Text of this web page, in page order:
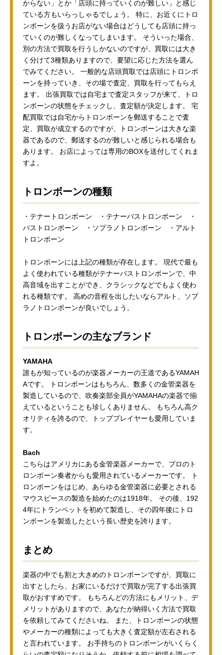
からない」とか「店頭に持っていくのが難しい」と感じ
ている方もいらっしゃるでしょう。 特に、お近くにトロ
ンボーンを扱うお店がない場合はどうしても店頭に持っ
ていくのが難しくなってしまいます。 そういった場合、
別の方法で買取を行うしかないのですが、買取には大き
く分けて3種類ありますので、要望に応じた方法を選ん
でみてください。 一般的な店頭買取では店頭にトロンボ
ーンを持っていき、その場で査定、買取を行ってもらえ
ます。 出張買取では自宅まで査定スタッフが来て、トロ
ンボーンの状態をチェックし、査定額が決定します。 宅
配買取では自宅からトロンボーンを郵送することで査
定、買取が成立するのですが、トロンボーンは大きな楽
器であるので、郵送するのが難しいと感じられる場合も
あります。 お店によっては専用のBOXを送付してくれま
すよ。
トロンボーンの種類
・テナートロンボーン ・テナーバストロンボーン ・
バストロンボーン ・ソプラノトロンボーン ・アルト
トロンボーン
トロンボーンには上記の種類が存在します。 現代で最も
よく使われている種類がテナーバストロンボーンで、中
高音域を出すことができ、クラシックなどでもよく使わ
れる種類です。 高めの音程を出したいならアルト、ソプ
ラノトロンボーンが良いでしょう。
トロンボーンの主なブランド
YAMAHA
誰もが知っているのが楽器メーカーの王道であるYAMAH
Aです。 トロンボーンはもちろん、数多くの金管楽器を
製造しているので、吹奏楽部全員がYAMAHAの楽器で揃
えているということも珍しくありません。 もちろん高ク
オリティを誇るので、トッププレイヤーも愛用していま
す。
Bach
こちらはアメリカにある金管楽器メーカーで、プロのト
ロンボーン奏者からも愛用されているメーカーです。 ト
ロンボーンをはじめ、あらゆる金管楽器に必要とされる
マウスピースの製造を始めたのは1918年。 その後、192
4年にトランペットを初めて製造し、その四年後にトロ
ンボーンを製造したという長い歴史を誇ります。
まとめ
楽器の中でも割と大きめのトロンボーンですが、買取に
出すとしたら、お家にいるだけで買取が完了する出張買
取がおすすめです。 もちろんどの方法にもメリット、デ
メリットがありますので、あなたが納得いく方法で買取
を依頼してみてくださいね。 また、トロンボーンの状態
やメーカーの種類によっても大きく査定額が左右される
と言われています。 お手持ちのトロンボーンがいくらく